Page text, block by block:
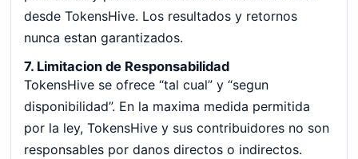
desde TokensHive. Los resultados y retornos
nunca estan garantizados.
7. Limitacion de Responsabilidad
TokensHive se ofrece “tal cual” y “segun
disponibilidad”. En la maxima medida permitida
por la ley, TokensHive y sus contribuidores no son
responsables por danos directos o indirectos.